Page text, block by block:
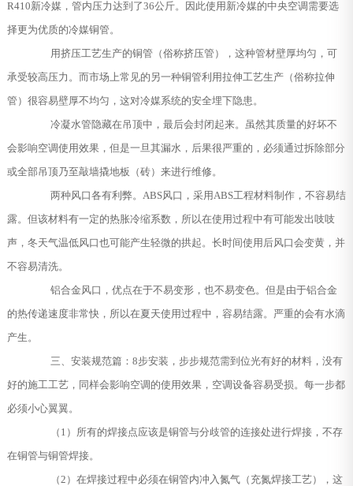
R410新冷媒，管内压力达到了36公斤。因此使用新冷媒的中央空调需要选
择更为优质的冷媒铜管。
用挤压工艺生产的铜管（俗称挤压管），这种管材壁厚均匀，可
承受较高压力。而市场上常见的另一种铜管利用拉伸工艺生产（俗称拉伸
管）很容易壁厚不均匀，这对冷媒系统的安全埋下隐患。
冷凝水管隐藏在吊顶中，最后会封闭起来。虽然其质量的好坏不
会影响空调使用效果，但是一旦其漏水，后果很严重的，必须通过拆除部分
或全部吊顶乃至敲墙撬地板（砖）来进行维修。
两种风口各有利弊。ABS风口，采用ABS工程材料制作，不容易结
露。但该材料有一定的热胀冷缩系数，所以在使用过程中有可能发出吱吱
声，冬天气温低风口也可能产生轻微的拱起。长时间使用后风口会变黄，并
不容易清洗。
铝合金风口，优点在于不易变形，也不易变色。但是由于铝合金
的热传递速度非常快，所以在夏天使用过程中，容易结露。严重的会有水滴
产生。
三、安装规范篇：8步安装，步步规范需到位光有好的材料，没有
好的施工工艺，同样会影响空调的使用效果，空调设备容易受损。每一步都
必须小心翼翼。
（1）所有的焊接点应该是铜管与分歧管的连接处进行焊接，不存
在铜管与铜管焊接。
（2）在焊接过程中必须在铜管内冲入氮气（充氮焊接工艺），这